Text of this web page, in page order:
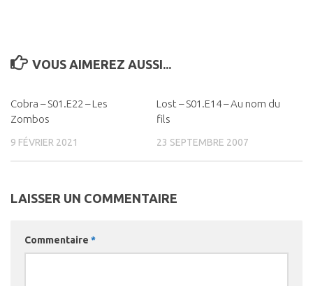
VOUS AIMEREZ AUSSI...
Cobra – S01.E22 – Les
Zombos
9 FÉVRIER 2021
Lost – S01.E14 – Au nom du
fils
23 SEPTEMBRE 2007
LAISSER UN COMMENTAIRE
Commentaire *